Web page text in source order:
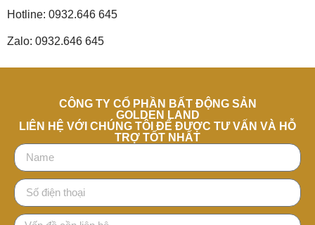
Hotline: 0932.646 645
Zalo: 0932.646 645
CÔNG TY CỔ PHẦN BẤT ĐỘNG SẢN
GOLDEN LAND
LIÊN HỆ VỚI CHÚNG TÔI ĐỂ ĐƯỢC TƯ VẤN VÀ HỖ
TRỢ TỐT NHẤT